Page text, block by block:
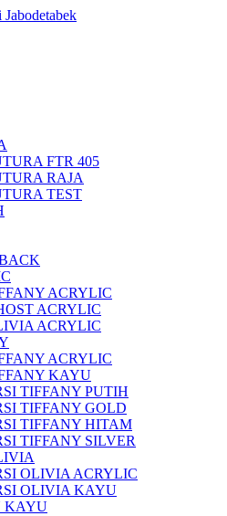
FTR 405
RAJA
TEST
ACRYLIC
ACRYLIC
ACRYLIC
ACRYLIC
KAYU
TIFFANY PUTIH
TIFFANY GOLD
TIFFANY HITAM
TIFFANY SILVER
OLIVIA ACRYLIC
OLIVIA KAYU
KAYU